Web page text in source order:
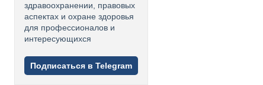
здравоохранении, правовых
аспектах и охране здоровья
для профессионалов и
интересующихся
Подписаться в Telegram